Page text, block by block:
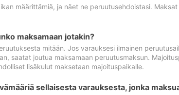
määrittämiä, ja näet ne peruutusehdoistasi. Maksat
maksamaan jotakin?
mitään. Jos varauksesi ilmainen
saatat joutua maksamaan peruutusmaksun.
lisäkulut maksetaan majoituspaikalle.
sellaisesta varauksesta, jonka